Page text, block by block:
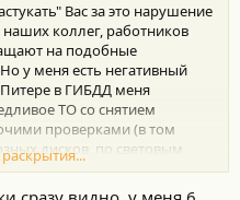
Вас за это нарушение
коллег, работников
на подобные
у меня есть негативный
Питере в ГИБДД меня
ТО со снятием
проверками (в том
дисков, по световым
После получения
в ГИБДД был снят.